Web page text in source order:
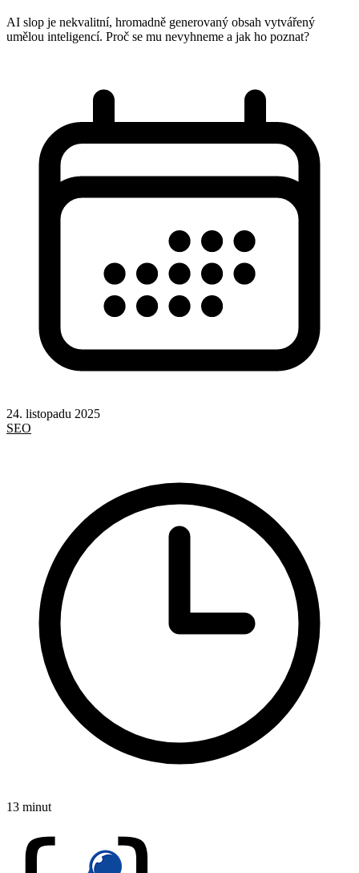
AI slop je nekvalitní, hromadně generovaný obsah vytvářený
umělou inteligencí. Proč se mu nevyhneme a jak ho poznat?
24. listopadu 2025
SEO
13 minut